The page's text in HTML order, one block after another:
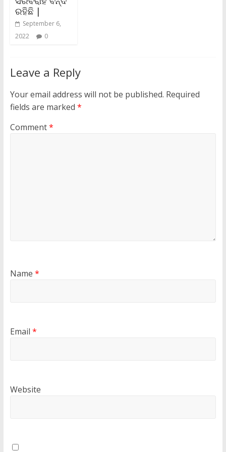
ରହିଛି |
September 6,
2022
0
Leave a Reply
Your email address will not be published. Required
fields are marked *
Comment*
Name *
Email *
Website